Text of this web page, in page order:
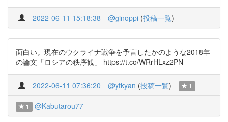
2022-06-11 15:18:38 @ginoppi (投稿一覧)
面白い。現在のウクライナ戦争を予言したかのような2018年
の論文「ロシアの秩序観」 https://t.co/WRrHLxz2PN
2022-06-11 07:36:20 @ytkyan (投稿一覧) 1
1 @Kabutarou77